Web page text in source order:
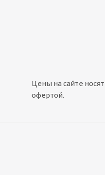
Цены на сайте
офертой.